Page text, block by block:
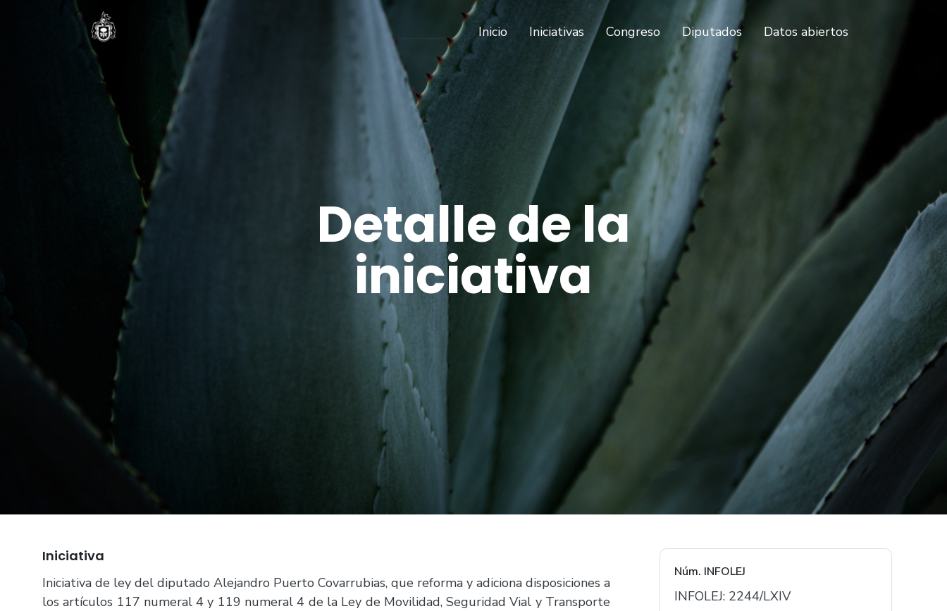
Inicio(current)
Iniciativas Congreso Diputados Datos abiertos
Detalle de la
iniciativa
Iniciativa
Iniciativa de ley del diputado Alejandro Puerto Covarrubias, que reforma y adiciona disposiciones a
los artículos 117 numeral 4 y 119 numeral 4 de la Ley de Movilidad, Seguridad Vial y Transporte
Núm. INFOLEJ
INFOLEJ: 2244/LXIV